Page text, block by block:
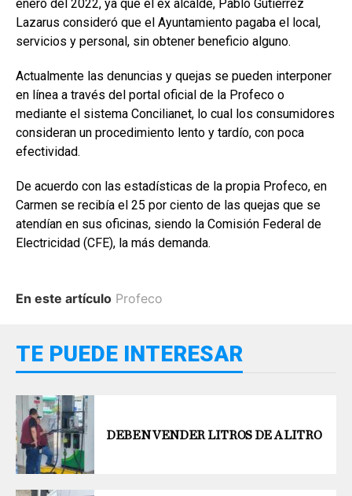
enero del 2022, ya que el ex alcalde, Pablo Gutiérrez
Lazarus consideró que el Ayuntamiento pagaba el local,
servicios y personal, sin obtener beneficio alguno.
Actualmente las denuncias y quejas se pueden interponer
en línea a través del portal oficial de la Profeco o
mediante el sistema Concilianet, lo cual los consumidores
consideran un procedimiento lento y tardío, con poca
efectividad.
De acuerdo con las estadísticas de la propia Profeco, en
Carmen se recibía el 25 por ciento de las quejas que se
atendían en sus oficinas, siendo la Comisión Federal de
Electricidad (CFE), la más demanda.
En este artículo Profeco
TE PUEDE INTERESAR
DEBEN VENDER LITROS DE A LITRO